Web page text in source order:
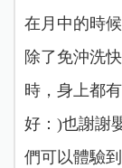
在月中的時
除了免沖洗
時，身上都
好：)也謝謝
們可以體驗